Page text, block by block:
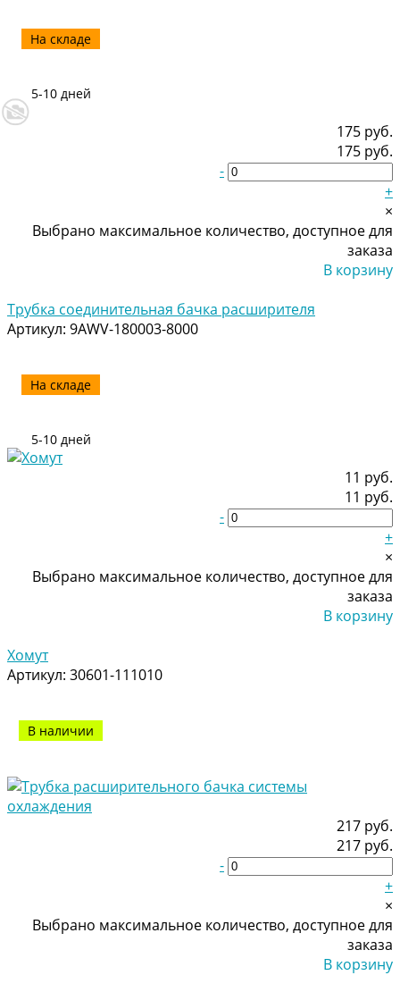
217 руб.
217 руб.
-
+
×
Выбрано максимальное количество, доступное для
заказа
В корзину
175 руб.
175 руб.
-
+
×
Выбрано максимальное количество, доступное для
заказа
В корзину
Трубка соединительная бачка расширителя
Артикул: 9AWV-180003-8000
На складе
5-10 дней
11 руб.
11 руб.
-
+
×
Выбрано максимальное количество, доступное для
заказа
В корзину
Хомут
Артикул: 30601-111010
В наличии
На складе
5-10 дней